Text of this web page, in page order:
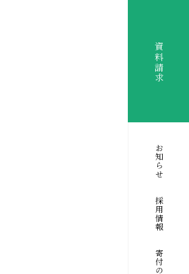
お知らせ
採用情報
資料請求